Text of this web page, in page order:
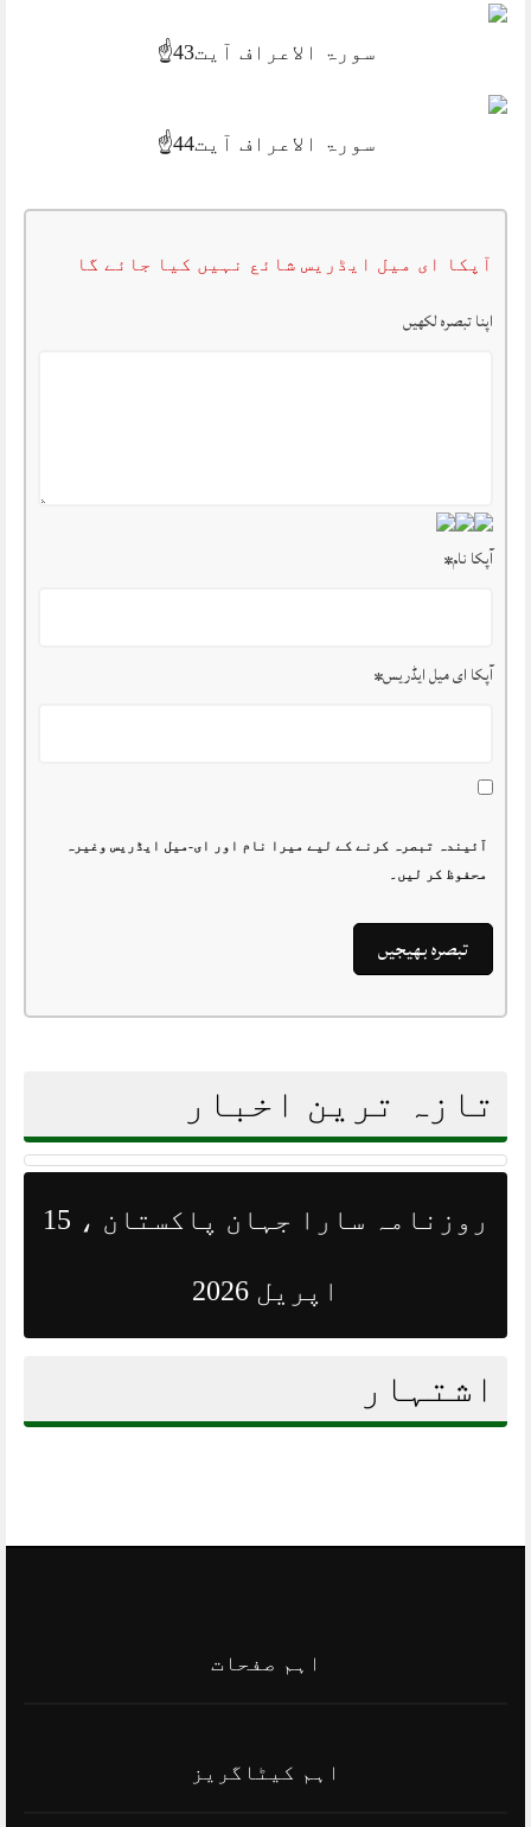
سورۃ الاعراف آیت43☝️
سورۃ الاعراف آیت44☝️
آپکا ای میل ایڈریس شائع نہیں کیا جائے گا
اپنا تبصرہ لکھیں
آپکا نام*
آپکا ای میل ایڈریس*
آئیندہ تبصرہ کرنے کے لیے میرا نام اور ای-میل ایڈریس وغیرہ
محفوظ کر لیں۔
تازہ ترین اخبار
روزنامہ سارا جہان پاکستان ، 15
اپریل 2026
اشتہار
اہم صفحات
اہم کیٹاگریز